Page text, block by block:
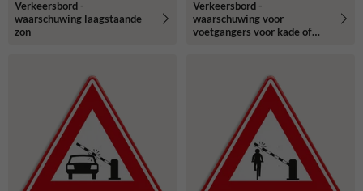
Verkeersbord -
waarschuwing laagstaande
zon
Verkeersbord -
waarschuwing voor
voetgangers voor kade of